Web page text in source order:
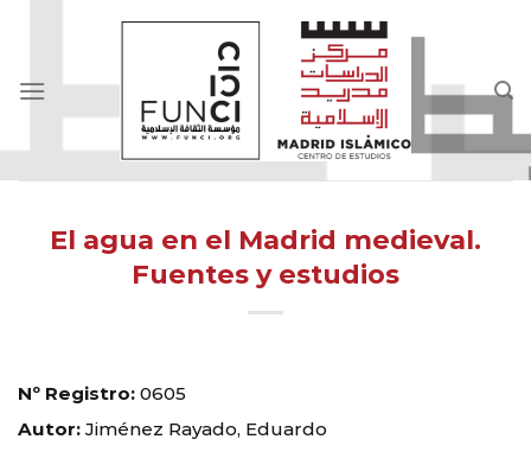
El agua en el Madrid medieval.
Fuentes y estudios
Nº Registro: 0605
Autor: Jiménez Rayado, Eduardo